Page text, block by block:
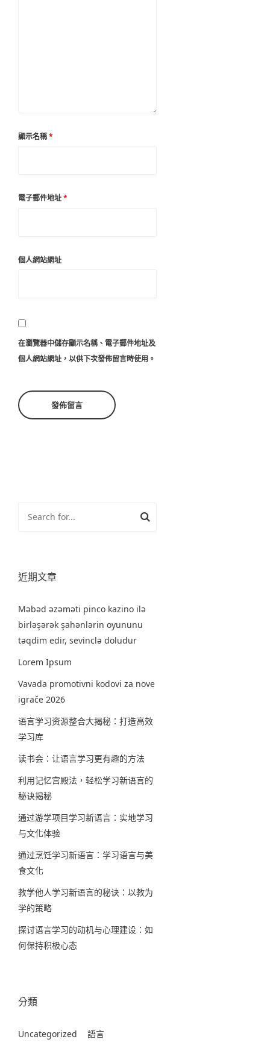
顯示名稱*
電子郵件地址*
個人網站網址
在瀏覽器中儲存顯示名稱、電子郵件地址及
個人網站網址，以供下次發佈留言時使用。
近期文章
Məbəd əzəməti pinco kazino ilə
birləşərək şahənlərin oyununu
təqdim edir, sevinclə doludur
Lorem Ipsum
Vavada promotivni kodovi za nove
igrače 2026
语言学习资源整合大揭秘：打造高效
学习库
读书会：让语言学习更有趣的方法
利用记忆宫殿法，轻松学习新语言的
秘诀揭秘
通过游学项目学习新语言：实地学习
与文化体验
通过烹饪学习新语言：学习语言与美
食文化
教学他人学习新语言的秘诀：以教为
学的策略
探讨语言学习的动机与心理建设：如
何保持积极心态
分類
Uncategorized 語言